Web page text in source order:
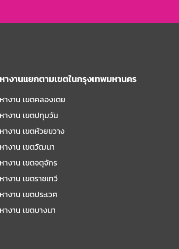
หางานแยกตามเขตในกรุงเทพมหานคร
หางาน เขตคลองเตย
หางาน เขตปทุมวัน
หางาน เขตห้วยขวาง
หางาน เขตวัฒนา
หางาน เขตจตุจักร
หางาน เขตราชเทวี
หางาน เขตประเวศ
หางาน เขตบางนา